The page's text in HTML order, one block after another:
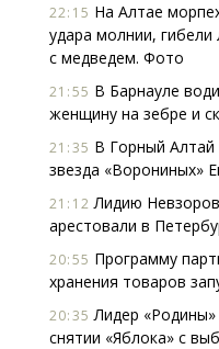
22:15 На Алтае
удара молнии,
с медведем. Фото
21:55 В Барнауле
женщину на зебре и
21:35 В Горный Алтай
звезда «Ворониных»
21:12 Лидию
арестовали в
20:55 Программу
хранения товаров
20:35 Лидер «Родины»
снятии «Яблока» с